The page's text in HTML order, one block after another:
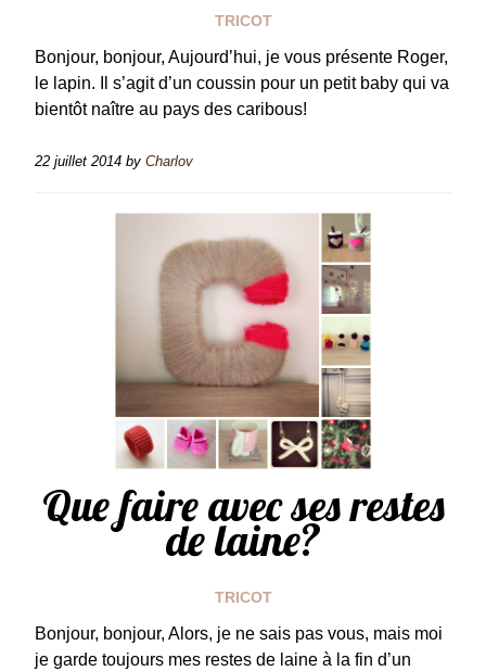
TRICOT
Bonjour, bonjour, Aujourd’hui, je vous présente Roger,
le lapin. Il s’agit d’un coussin pour un petit baby qui va
bientôt naître au pays des caribous!
22 juillet 2014 by Charlov
Que faire avec ses restes
de laine?
TRICOT
Bonjour, bonjour, Alors, je ne sais pas vous, mais moi
je garde toujours mes restes de laine à la fin d’un